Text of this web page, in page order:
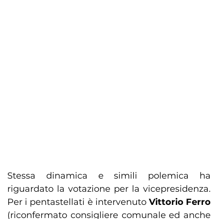
Stessa dinamica e simili polemica ha
riguardato la votazione per la vicepresidenza.
Per i pentastellati è intervenuto Vittorio Ferro
(riconfermato consigliere comunale ed anche